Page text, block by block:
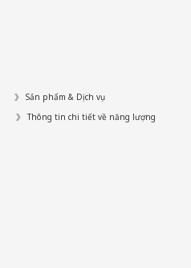
Sản phẩm & Dịch vụ
Thông tin chi tiết về năng lượng